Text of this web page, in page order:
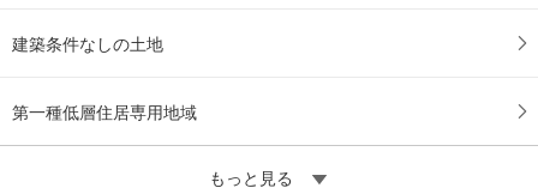
建築条件なしの土地
第一種低層住居専用地域
もっと見る